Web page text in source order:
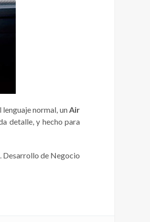
normal, unAir
detalle, y hecho para
de Negocio